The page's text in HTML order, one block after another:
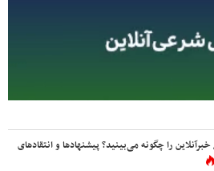
را چگونه می‌بینید؟ پیشنهادها و انتقادهای